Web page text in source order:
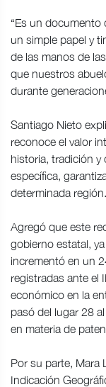
“Es un documento
un simple papel y
de las manos de
que nuestros
durante
Santiago Nieto
reconoce el valor
historia, tradición y
específica,
determinada región.
Agregó que este
gobierno estatal,
incrementó en un
registradas ante el
económico en la
pasó del lugar 28
en materia de
Por su parte, Mara
Indicación